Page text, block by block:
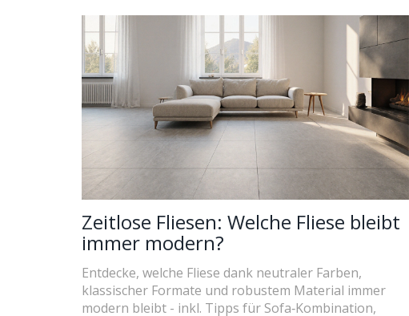
Zeitlose Fliesen: Welche Fliese bleibt
immer modern?
Entdecke, welche Fliese dank neutraler Farben,
klassischer Formate und robustem Material immer
modern bleibt - inkl. Tipps für Sofa‑Kombination,